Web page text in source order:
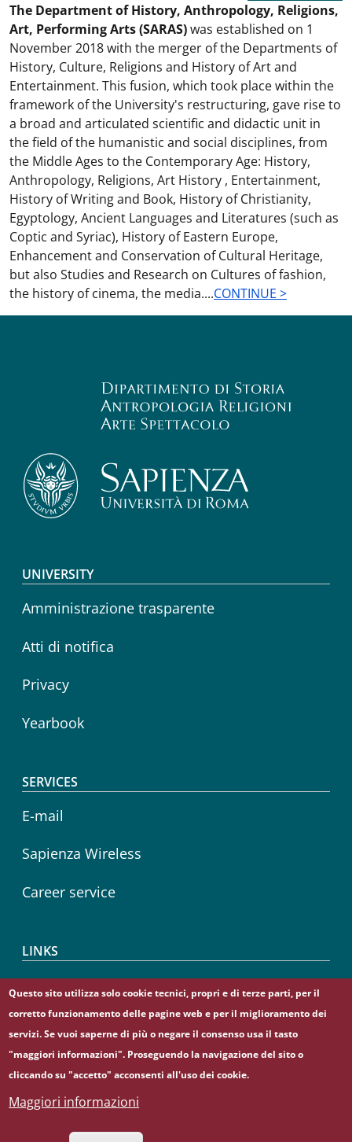
The Department of History, Anthropology, Religions,
Art, Performing Arts (SARAS)was established on 1
November 2018 with the merger of the Departments of
History, Culture, Religions and History of Art and
Entertainment. This fusion, which took place within the
framework of the University's restructuring, gave rise to
a broad and articulated scientific and didactic unit in
the field of the humanistic and social disciplines, from
the Middle Ages to the Contemporary Age: History,
Anthropology, Religions, Art History , Entertainment,
History of Writing and Book, History of Christianity,
Egyptology, Ancient Languages and Literatures (such as
Coptic and Syriac), History of Eastern Europe,
Enhancement and Conservation of Cultural Heritage,
but also Studies and Research on Cultures of fashion,
the history of cinema, the media....CONTINUE >
Footer menu
UNIVERSITY
Amministrazione trasparente
Atti di notifica
Privacy
Yearbook
SERVICES
E-mail
Sapienza Wireless
Career service
LINKS
CIAO
Sapienza Store
© Sapienza Università di Roma - Piazzale Aldo Moro 5,
Questo sito utilizza solo cookie tecnici, propri e di terze parti, per il
corretto funzionamento delle pagine web e per il miglioramento dei
servizi. Se vuoi saperne di più o negare il consenso usa il tasto
"maggiori informazioni". Proseguendo la navigazione del sito o
cliccando su "accetto" acconsenti all'uso dei cookie.
Maggiori informazioni